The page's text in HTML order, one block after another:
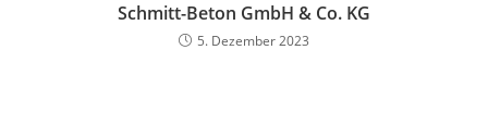
Schmitt-Beton GmbH & Co. KG
5. Dezember 2023